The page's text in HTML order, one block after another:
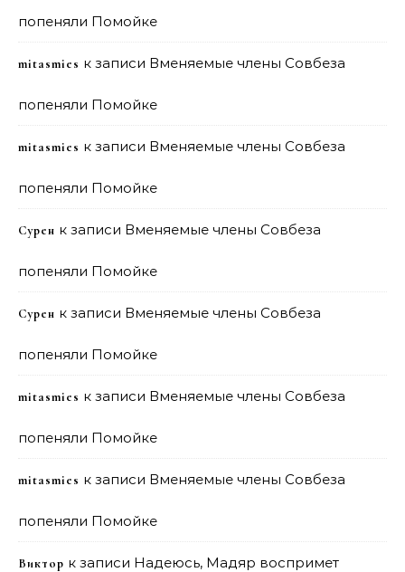
попеняли Помойке
mitasmies к записи Вменяемые члены Совбеза
попеняли Помойке
mitasmies к записи Вменяемые члены Совбеза
попеняли Помойке
Сурен к записи Вменяемые члены Совбеза
попеняли Помойке
Сурен к записи Вменяемые члены Совбеза
попеняли Помойке
mitasmies к записи Вменяемые члены Совбеза
попеняли Помойке
mitasmies к записи Вменяемые члены Совбеза
попеняли Помойке
Виктор к записи Надеюсь, Мадяр воспримет